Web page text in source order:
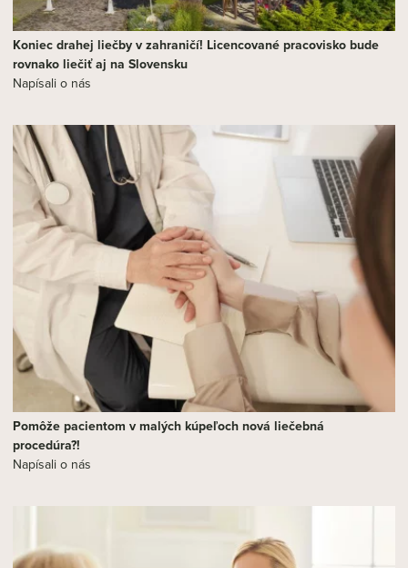
Koniec drahej liečby v zahraničí! Licencované pracovisko bude
rovnako liečiť aj na Slovensku
Napísali o nás
Pomôže pacientom v malých kúpeľoch nová liečebná
procedúra?!
Napísali o nás